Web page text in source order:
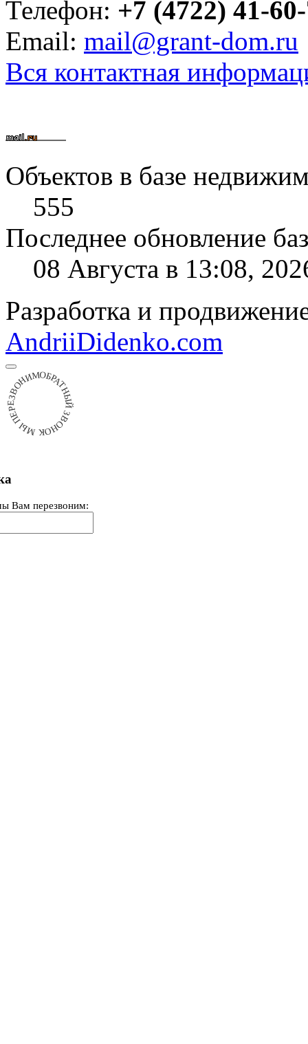
Телефон: +7 (4722) 41-
Email: mail@grant-dom.ru
Вся контактная
Объектов в базе
555
Последнее обновление
08 Августа в 13:08,
Разработка и
AndriiDidenko.com
ОБРАТНЫЙ ЗВОНОК МЫ ПЕРЕЗВОНИМ
Вам перезвоним: